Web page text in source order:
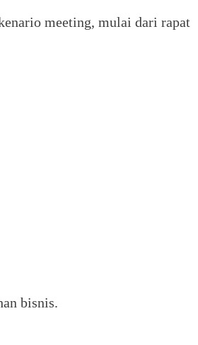
meeting, mulai dari rapat
bisnis.